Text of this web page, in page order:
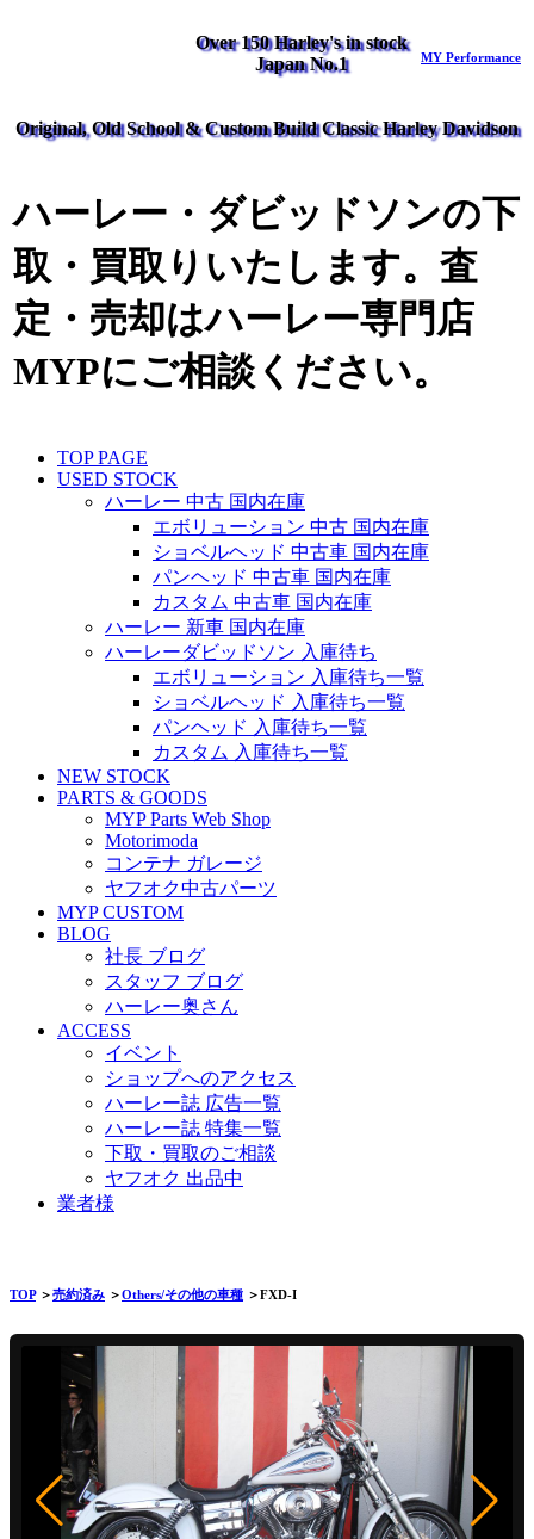
Over 150 Harley's in stock
Japan No.1
MY Performance
Original, Old School & Custom Build Classic Harley Davidson
ハーレー・ダビッドソンの下
取・買取りいたします。査
定・売却はハーレー専門店
MYPにご相談ください。
TOP PAGE
USED STOCK
ハーレー 中古 国内在庫
エボリューション 中古 国内在庫
ショベルヘッド 中古車 国内在庫
パンヘッド 中古車 国内在庫
カスタム 中古車 国内在庫
ハーレー 新車 国内在庫
ハーレーダビッドソン 入庫待ち
エボリューション 入庫待ち一覧
ショベルヘッド 入庫待ち一覧
パンヘッド 入庫待ち一覧
カスタム 入庫待ち一覧
NEW STOCK
PARTS & GOODS
MYP Parts Web Shop
Motorimoda
コンテナ ガレージ
ヤフオク中古パーツ
MYP CUSTOM
BLOG
社長 ブログ
スタッフ ブログ
ハーレー奥さん
ACCESS
イベント
ショップへのアクセス
ハーレー誌 広告一覧
ハーレー誌 特集一覧
下取・買取のご相談
ヤフオク 出品中
業者様
TOP＞売約済み ＞Others/その他の車種 ＞FXD-I